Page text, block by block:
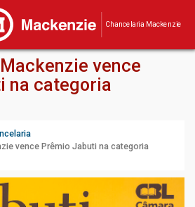
Chancelaria Mackenzie
vence
na categoria
vence Prêmio Jabuti na categoria